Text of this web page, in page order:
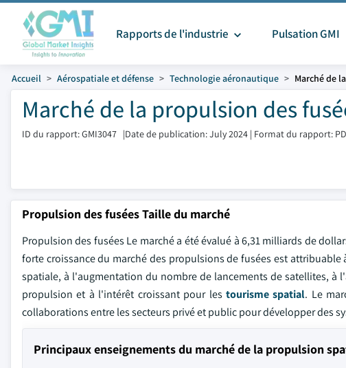
Rapports de l'industrie Pulsation GMI
Accueil Aérospatiale et défense Technologie aéronautique Marché de
Marché de la propulsion des
ID du rapport: GMI3047 |Date de publication: July 2024 | Format du rapport:
Propulsion des fusées Taille du marché
Propulsion des fusées Le marché a été évalué à 6,31 milliards de
forte croissance du marché des propulsions de fusées est
spatiale, à l'augmentation du nombre de lancements de satellites, à
propulsion et à l'intérêt croissant pour les tourisme spatial. Le
collaborations entre les secteurs privé et public pour développer des
Principaux enseignements du marché de la propulsion